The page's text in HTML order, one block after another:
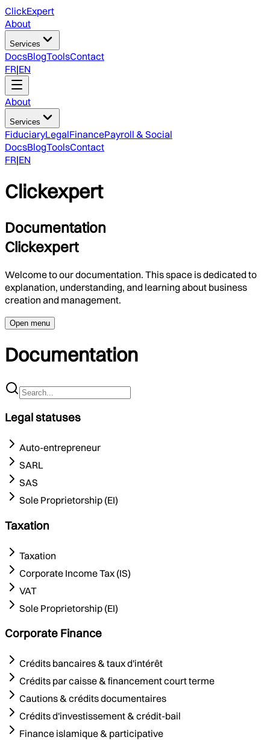
ClickExpert
About
Services
DocsBlogToolsContact
FR|EN
About
Services
FiduciaryLegalFinancePayroll & Social
DocsBlogToolsContact
FR|EN
Clickexpert
Documentation
Clickexpert
Welcome to our documentation. This space is dedicated to
explanation, understanding, and learning about business
creation and management.
Open menu
Documentation
Legal statuses
Auto-entrepreneur
SARL
SAS
Sole Proprietorship (EI)
Taxation
Taxation
Corporate Income Tax (IS)
VAT
Sole Proprietorship (EI)
Corporate Finance
Crédits bancaires & taux d'intérêt
Crédits par caisse & financement court terme
Cautions & crédits documentaires
Crédits d'investissement & crédit-bail
Finance islamique & participative